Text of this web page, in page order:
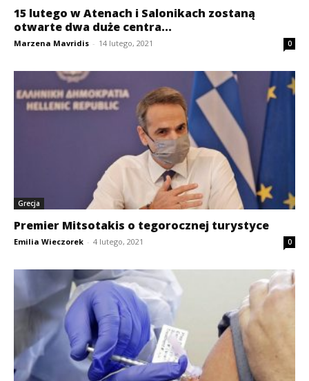
15 lutego w Atenach i Salonikach zostaną
otwarte dwa duże centra...
Marzena Mavridis - 14 lutego, 2021 0
Grecja
Premier Mitsotakis o tegorocznej turystyce
Emilia Wieczorek - 4 lutego, 2021 0